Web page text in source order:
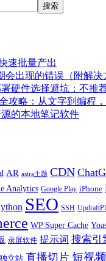
搜索
速批量产出
会出现的错误（附解决
署硬件选择避坑：不推
攻略：从文字到编程
源的本地笔记软件
AR astra主题 CDN
Analytics Google Play iPhone
SEO SSH
WP Super Cache
录屏软件 提示词 搜索引
独立站 直播切片 短视